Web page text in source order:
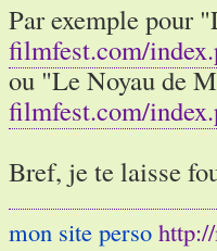
Par exemple pour
filmfest.com/
ou "Le Noyau de
filmfest.com/
Bref, je te laisse
mon site perso